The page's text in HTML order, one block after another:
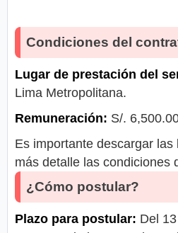
Condiciones del
Lugar de prestación del
Lima Metropolitana.
Remuneración: S/.
Es importante descargar
más detalle las condiciones
¿Cómo postular?
Plazo para postular: Del